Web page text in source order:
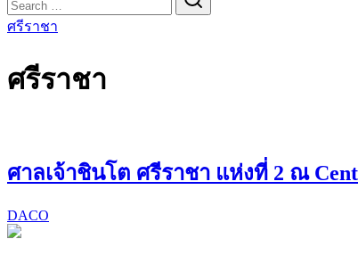
for:
ศรีราชา
ศรีราชา
ศาลเจ้าชินโต ศรีราชา แห่งที่ 2 ณ
DACO